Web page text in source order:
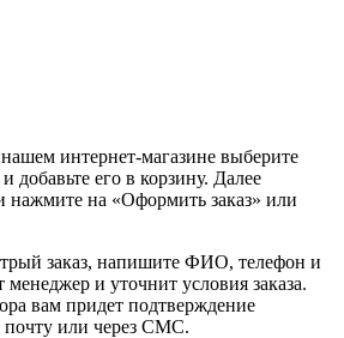
интернет-магазине выберите
добавьте его в корзину. Далее
нажмите на «Оформить заказ» или
заказ, напишите ФИО, телефон и
и уточнит условия заказа.
вам придет подтверждение
почту или через СМС.